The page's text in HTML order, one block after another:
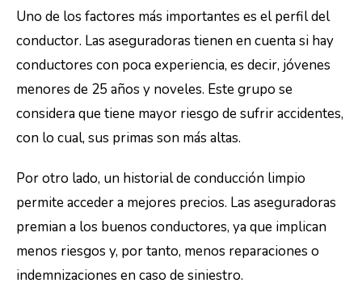
Uno de los factores más importantes es el perfil del
conductor. Las aseguradoras tienen en cuenta si hay
conductores con poca experiencia, es decir, jóvenes
menores de 25 años y noveles. Este grupo se
considera que tiene mayor riesgo de sufrir accidentes,
con lo cual, sus primas son más altas.
Por otro lado, un historial de conducción limpio
permite acceder a mejores precios. Las aseguradoras
premian a los buenos conductores, ya que implican
menos riesgos y, por tanto, menos reparaciones o
indemnizaciones en caso de siniestro.